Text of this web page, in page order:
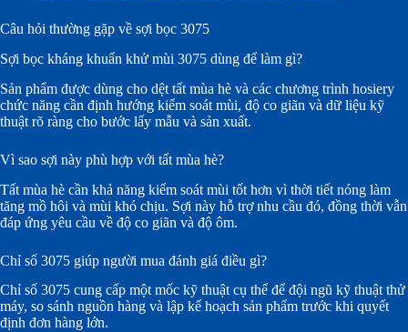
Câu hỏi thường gặp về sợi bọc 3075
Sợi bọc kháng khuẩn khử mùi 3075 dùng để làm gì?
Sản phẩm được dùng cho dệt tất mùa hè và các chương trình hosiery
chức năng cần định hướng kiểm soát mùi, độ co giãn và dữ liệu kỹ
thuật rõ ràng cho bước lấy mẫu và sản xuất.
Vì sao sợi này phù hợp với tất mùa hè?
Tất mùa hè cần khả năng kiểm soát mùi tốt hơn vì thời tiết nóng làm
tăng mồ hôi và mùi khó chịu. Sợi này hỗ trợ nhu cầu đó, đồng thời vẫn
đáp ứng yêu cầu về độ co giãn và độ ôm.
Chỉ số 3075 giúp người mua đánh giá điều gì?
Chỉ số 3075 cung cấp một mốc kỹ thuật cụ thể để đội ngũ kỹ thuật thử
máy, so sánh nguồn hàng và lập kế hoạch sản phẩm trước khi quyết
định đơn hàng lớn.